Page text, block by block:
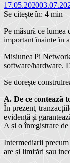
17.05.2020
Se citește în: 4 min
Pe măsură ce
important înainte în
Misiunea Pi
software/hardware.
Se dorește
A. De ce contează
În prezent,
evidență și
A și o înregistrare
Intermediarii
are și limitări sau